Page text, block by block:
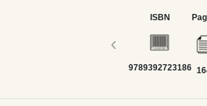
जिंदगी भी खतरे में पड़
वह प्रयोग क्या था?
जरूरत क्यों पड़ी? इन पागल हुए
जिसके पिता का इस
‹
ISBN
9789392723186